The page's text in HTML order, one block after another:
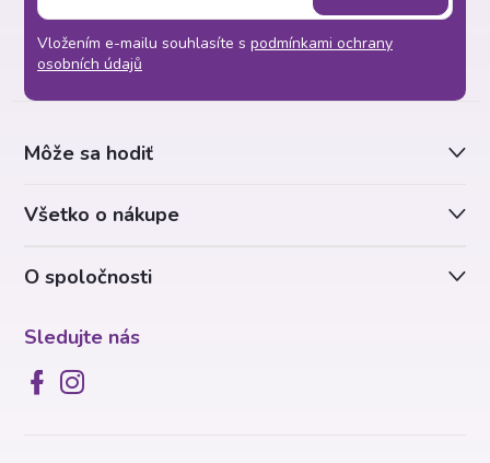
Vložením e-mailu souhlasíte s podmínkami ochrany
osobních údajů
O spoločnosti
Sledujte nás
Môže sa hodiť
Všetko o nákupe